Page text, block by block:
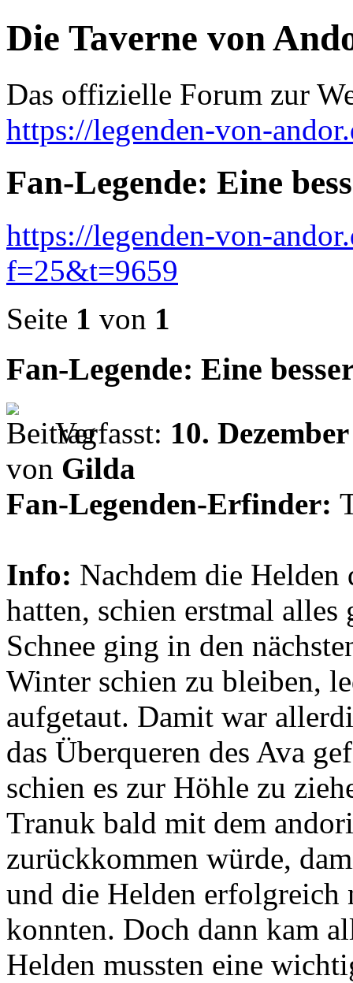
Die Taverne von
Das offizielle Forum zur
https://legenden-von-
Fan-Legende: Eine
https://legenden-von-
f=25&t=9659
Seite 1 von 1
Fan-Legende: Eine
Verfasst: 10.
von Gilda
Fan-Legenden-Erfinder:
Info: Nachdem die
hatten, schien erstmal
Schnee ging in den
Winter schien zu bleiben,
aufgetaut. Damit war
das Überqueren des Ava
schien es zur Höhle zu
Tranuk bald mit dem
zurückkommen würde,
und die Helden erfolgreich
konnten. Doch dann kam
Helden mussten eine